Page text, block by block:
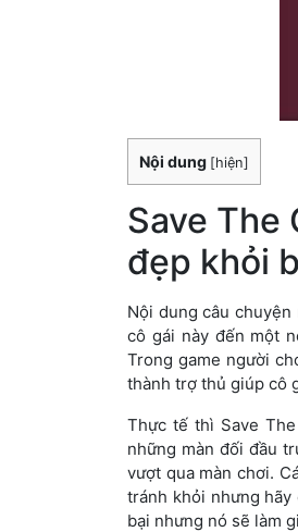
Nội dung [hiện]
Save The
đẹp khỏi
Nội dung câu
cô gái này đến một
Trong game người
thành trợ thủ giúp cô
Thực tế thì Save
những màn đối đầu
vượt qua màn chơi.
tránh khỏi nhưng
bại nhưng nó sẽ làm